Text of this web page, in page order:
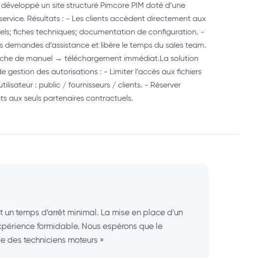
développé un site structuré Pimcore PIM doté d’une
Résultats : - Les clients accèdent directement aux
fiches techniques; documentation de configuration. -
demandes d’assistance et libère le temps du sales team.
de manuel → téléchargement immédiat.La solution
gestion des autorisations : - Limiter l’accès aux fichiers
: public / fournisseurs / clients. - Réserver
aux seuls partenaires contractuels.
temps d'arrêt minimal. La mise en place d'un
formidable. Nous espérons que le
des techniciens moteurs »